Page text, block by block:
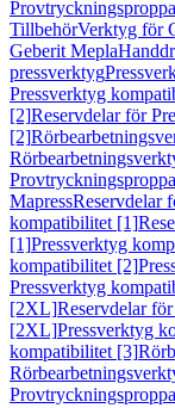
TillbehörVerktyg för
Geberit Mepla
pressverktyg
Pressverktyg
[2]Reservdelar för
[2]
MapressReservdelar
kompatibilitet [1]
[1]Pressverktyg
kompatibilitet [2]
Pressverktyg
[2XL]Reservdelar
[2XL]Pressverktyg
kompatibilitet [3]